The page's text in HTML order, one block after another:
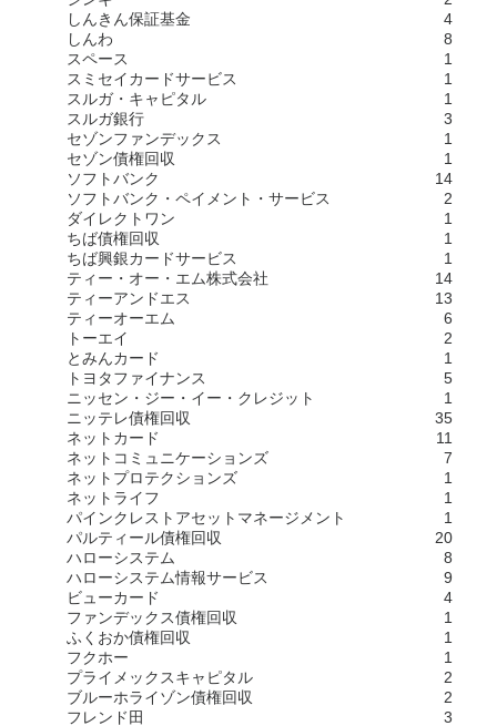
しんきん保証基金
4
しんわ
8
スペース
1
スミセイカードサービス
1
スルガ・キャピタル
1
スルガ銀行
3
セゾンファンデックス
1
セゾン債権回収
1
ソフトバンク
14
ソフトバンク・ペイメント・サービス
2
ダイレクトワン
1
ちば債権回収
1
ちば興銀カードサービス
1
ティー・オー・エム株式会社
14
ティーアンドエス
13
ティーオーエム
6
トーエイ
2
とみんカード
1
トヨタファイナンス
5
ニッセン・ジー・イー・クレジット
1
ニッテレ債権回収
35
ネットカード
11
ネットコミュニケーションズ
7
ネットプロテクションズ
1
ネットライフ
1
パインクレストアセットマネージメント
1
パルティール債権回収
20
ハローシステム
8
ハローシステム情報サービス
9
ビューカード
4
ファンデックス債権回収
1
ふくおか債権回収
1
フクホー
1
プライメックスキャピタル
2
ブルーホライゾン債権回収
2
フレンド田
3